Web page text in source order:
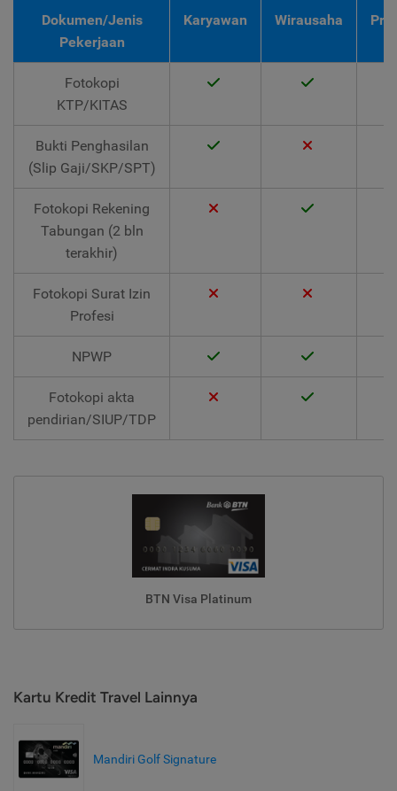
Dokumen/Jenis
Pekerjaan
Karyawan Wirausaha
Fotokopi
KTP/KITAS
Bukti Penghasilan
(Slip Gaji/SKP/SPT)
Fotokopi Rekening
Tabungan (2 bln
terakhir)
Fotokopi Surat Izin
Profesi
NPWP
Fotokopi akta
pendirian/SIUP/TDP
BTN Visa Platinum
Kartu Kredit Travel Lainnya
Mandiri Golf Signature